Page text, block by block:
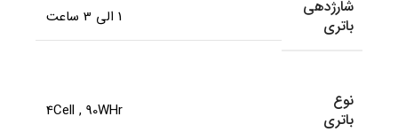
شارژدهی
باتری
1 الی 3 ساعت
نوع
باتری
4Cell , 90WHr